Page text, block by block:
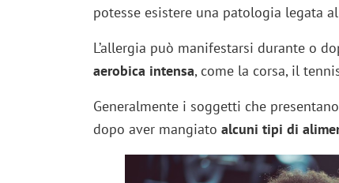
potesse esistere una patologia legata
L’allergia può manifestarsi durante o
aerobica intensa, come la corsa, il
Generalmente i soggetti che
dopo aver mangiato alcuni tipi di